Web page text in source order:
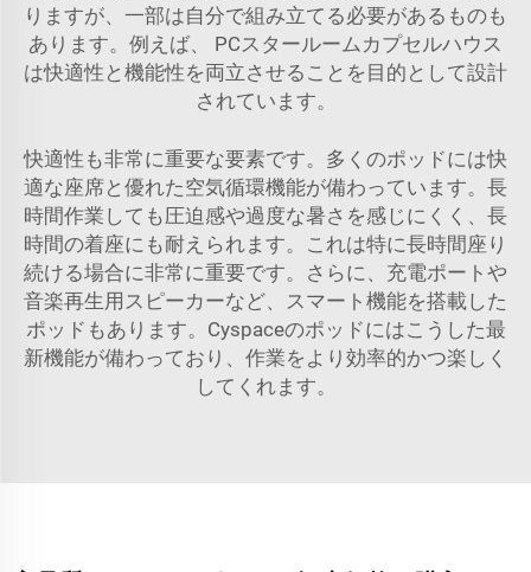
りますが、一部は自分で組み立てる必要があるものも
あります。例えば、 PCスタールームカプセルハウス
は快適性と機能性を両立させることを目的として設計
されています。
快適性も非常に重要な要素です。多くのポッドには快
適な座席と優れた空気循環機能が備わっています。長
時間作業しても圧迫感や過度な暑さを感じにくく、長
時間の着座にも耐えられます。これは特に長時間座り
続ける場合に非常に重要です。さらに、充電ポートや
音楽再生用スピーカーなど、スマート機能を搭載した
ポッドもあります。Cyspaceのポッドにはこうした最
新機能が備わっており、作業をより効率的かつ楽しく
してくれます。